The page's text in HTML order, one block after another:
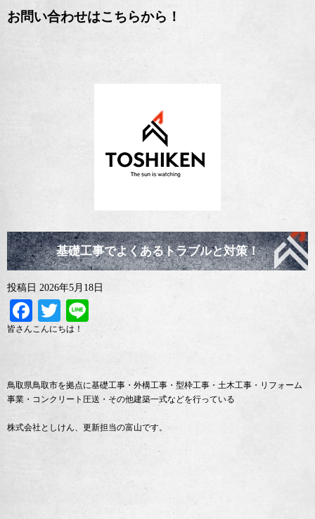
お問い合わせはこちらから！
基礎工事でよくあるトラブルと対策！
投稿日 2026年5月18日
Facebook
Twitter
皆さんこんにちは！
鳥取県鳥取市を拠点に基礎工事・外構工事・型枠工事・土木工事・リフォーム
事業・コンクリート圧送・その他建築一式などを行っている
株式会社としけん、更新担当の富山です。